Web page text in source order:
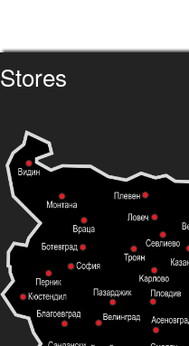
Stores